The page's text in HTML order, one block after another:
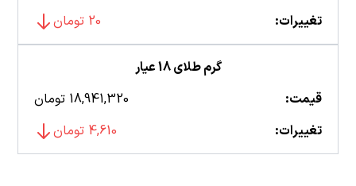
تغییرات:
20 تومان
گرم طلای 18 عیار
قیمت:
18,941,320 تومان
تغییرات:
4,610 تومان